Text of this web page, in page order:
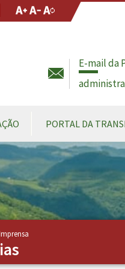
Mapa do Site Aumentar
Diminuir
Fonte Original
E-mail da
PORTAL DA